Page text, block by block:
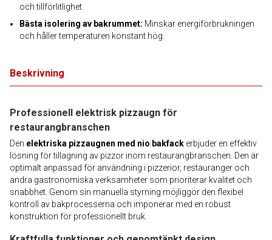
och tillförlitlighet.
Bästa isolering av bakrummet: Minskar energiförbrukningen
och håller temperaturen konstant hög.
Beskrivning
Professionell elektrisk pizzaugn för
restaurangbranschen
Den elektriska pizzaugnen med nio bakfack erbjuder en effektiv
lösning för tillagning av pizzor inom restaurangbranschen. Den är
optimalt anpassad för användning i pizzerior, restauranger och
andra gastronomiska verksamheter som prioriterar kvalitet och
snabbhet. Genom sin manuella styrning möjliggör den flexibel
kontroll av bakprocesserna och imponerar med en robust
konstruktion för professionellt bruk.